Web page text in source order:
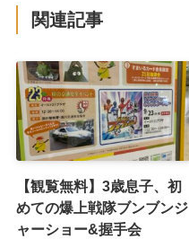
関連記事
【観覧無料】3歳息子、初
めての爆上戦隊ブンブンジ
ャーショー&握手会